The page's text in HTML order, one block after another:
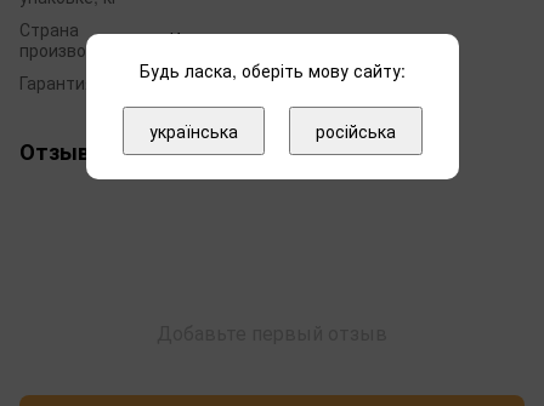
Страна
производитель
Испания
Гарантия
12 месяцев
Отзывы
Будь ласка, оберіть мову сайту:
українська російська